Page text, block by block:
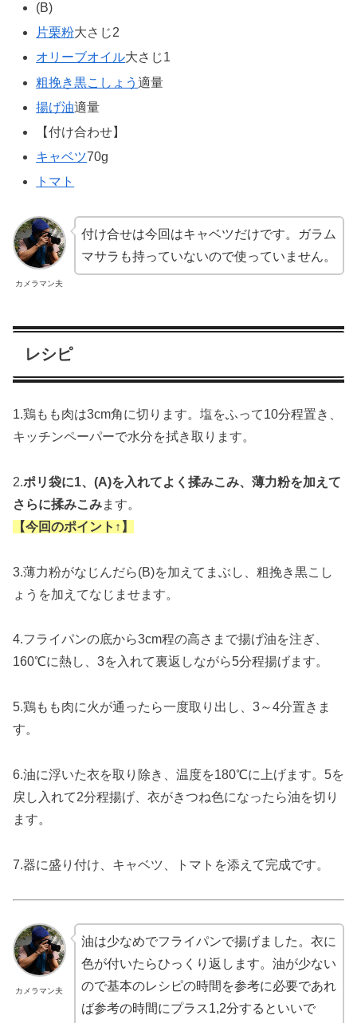
(B)
片栗粉大さじ2
オリーブオイル大さじ1
粗挽き黒こしょう適量
揚げ油適量
【付け合わせ】
キャベツ70g
トマト
カメラマン夫
付け合せは今回はキャベツだけです。ガラム
マサラも持っていないので使っていません。
レシピ
1.鶏もも肉は3cm角に切ります。塩をふって10分程置き、
キッチンペーパーで水分を拭き取ります。
2.ポリ袋に1、(A)を入れてよく揉みこみ、薄力粉を加えて
さらに揉みこみます。
【今回のポイント↑】
3.薄力粉がなじんだら(B)を加えてまぶし、粗挽き黒こし
ょうを加えてなじませます。
4.フライパンの底から3cm程の高さまで揚げ油を注ぎ、
160℃に熱し、3を入れて裏返しながら5分程揚げます。
5.鶏もも肉に火が通ったら一度取り出し、3～4分置きま
す。
6.油に浮いた衣を取り除き、温度を180℃に上げます。5を
戻し入れて2分程揚げ、衣がきつね色になったら油を切り
ます。
7.器に盛り付け、キャベツ、トマトを添えて完成です。
カメラマン夫
油は少なめでフライパンで揚げました。衣に
色が付いたらひっくり返します。油が少ない
ので基本のレシピの時間を参考に必要であれ
ば参考の時間にプラス1,2分するといいで